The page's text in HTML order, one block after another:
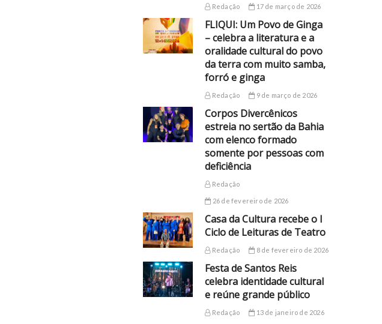
Redação 17 de março de 2026
FLIQUI: Um Povo de Ginga
– celebra a literatura e a
oralidade cultural do povo
da terra com muito samba,
forró e ginga
Redação 9 de março de 2026
Corpos Divercênicos
estreia no sertão da Bahia
com elenco formado
somente por pessoas com
deficiência
Redação
26 de fevereiro de 2026
Casa da Cultura recebe o I
Ciclo de Leituras de Teatro
Redação 8 de fevereiro de 2026
Festa de Santos Reis
celebra identidade cultural
e reúne grande público
Redação 13 de janeiro de 2026